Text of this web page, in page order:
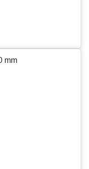
mm